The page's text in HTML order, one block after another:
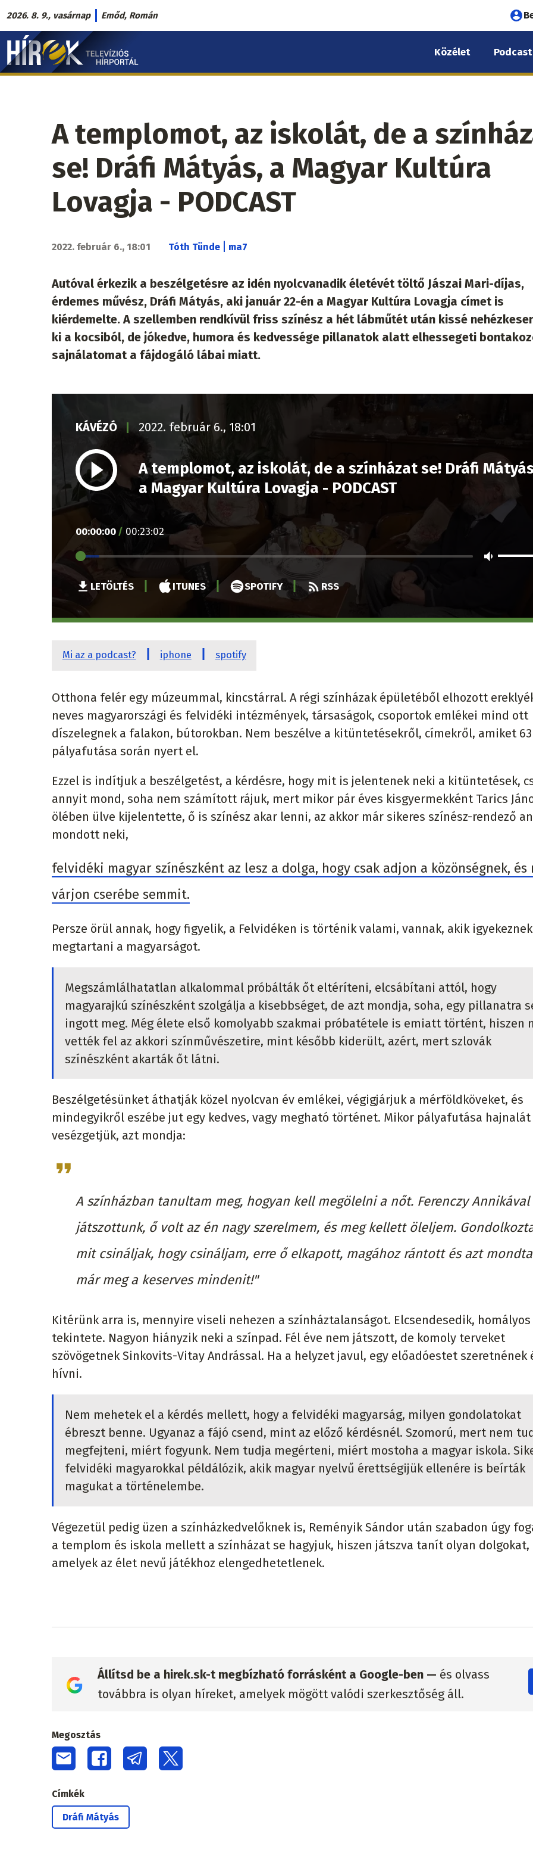
Ugrás
a
tartalomra
2026. 8. 9., vasárnap Emőd, Román
fiók
Hírek.sk
fő
Közélet Podcast
A templomot, az iskolát, de a
se! Dráfi Mátyás, a Magyar Kultúra
Lovagja - PODCAST
2022. február 6., 18:01 Tóth Tünde ma7
Autóval érkezik a beszélgetésre az idén nyolcvanadik életévét töltő Jászai Mari-díjas,
érdemes művész, Dráfi Mátyás, aki január 22-én a Magyar Kultúra Lovagja címet is
kiérdemelte. A szellemben rendkívül friss színész a hét lábműtét után kissé
ki a kocsiból, de jókedve, humora és kedvessége pillanatok alatt elhessegeti
sajnálatomat a fájdogáló lábai miatt.
KÁVÉZÓ 2022. február 6., 18:01
A templomot, az iskolát, de a színházat se! Dráfi
a Magyar Kultúra Lovagja - PODCAST
00:00:00 / 00:23:02
LETÖLTÉS ITUNES SPOTIFY RSS
Mi az a podcast? iphone spotify
Otthona felér egy múzeummal, kincstárral. A régi színházak épületéből elhozott
neves magyarországi és felvidéki intézmények, társaságok, csoportok emlékei mind ott
díszelegnek a falakon, bútorokban. Nem beszélve a kitüntetésekről, címekről, amiket 63
pályafutása során nyert el.
Ezzel is indítjuk a beszélgetést, a kérdésre, hogy mit is jelentenek neki a kitüntetések,
annyit mond, soha nem számított rájuk, mert mikor pár éves kisgyermekként Tarics
ölében ülve kijelentette, ő is színész akar lenni, az akkor már sikeres színész-rendező
mondott neki,
felvidéki magyar színészként az lesz a dolga, hogy csak adjon a közönségnek, és
várjon cserébe semmit.
Persze örül annak, hogy figyelik, a Felvidéken is történik valami, vannak, akik igyekeznek
megtartani a magyarságot.
Megszámlálhatatlan alkalommal próbálták őt eltéríteni, elcsábítani attól, hogy
magyarajkú színészként szolgálja a kisebbséget, de azt mondja, soha, egy pillanatra
ingott meg. Még élete első komolyabb szakmai próbatétele is emiatt történt, hiszen
vették fel az akkori színművészetire, mint később kiderült, azért, mert szlovák
színészként akarták őt látni.
Beszélgetésünket áthatják közel nyolcvan év emlékei, végigjárjuk a mérföldköveket, és
mindegyikről eszébe jut egy kedves, vagy megható történet. Mikor pályafutása hajnalát
vesézgetjük, azt mondja:
A színházban tanultam meg, hogyan kell megölelni a nőt. Ferenczy Annikával
játszottunk, ő volt az én nagy szerelmem, és meg kellett öleljem.
mit csináljak, hogy csináljam, erre ő elkapott, magához rántott és azt
már meg a keserves mindenit!"
Kitérünk arra is, mennyire viseli nehezen a színháztalanságot. Elcsendesedik, homályos
tekintete. Nagyon hiányzik neki a színpad. Fél éve nem játszott, de komoly terveket
szövögetnek Sinkovits-Vitay Andrással. Ha a helyzet javul, egy előadóestet szeretnének
hívni.
Nem mehetek el a kérdés mellett, hogy a felvidéki magyarság, milyen gondolatokat
ébreszt benne. Ugyanaz a fájó csend, mint az előző kérdésnél. Szomorú, mert nem
megfejteni, miért fogyunk. Nem tudja megérteni, miért mostoha a magyar iskola.
felvidéki magyarokkal példálózik, akik magyar nyelvű érettségijük ellenére is beírták
magukat a történelembe.
Végezetül pedig üzen a színházkedvelőknek is, Reményik Sándor után szabadon úgy
a templom és iskola mellett a színházat se hagyjuk, hiszen játszva tanít olyan dolgokat,
amelyek az élet nevű játékhoz elengedhetetlenek.
Állítsd be a hirek.sk-t megbízható forrásként a Google-ben — és olvass
továbbra is olyan híreket, amelyek mögött valódi szerkesztőség áll.
Megosztás
Címkék
Dráfi Mátyás